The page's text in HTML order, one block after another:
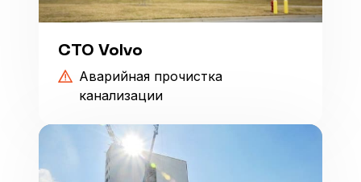
СТО Volvo
Аварийная прочистка
канализации